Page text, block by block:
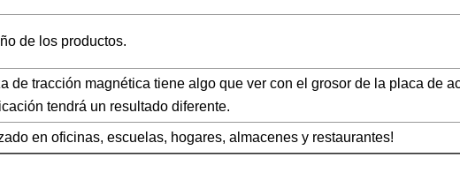
de los productos.
de tracción magnética tiene algo que ver con el grosor de la placa de
tendrá un resultado diferente.
en oficinas, escuelas, hogares, almacenes y restaurantes!